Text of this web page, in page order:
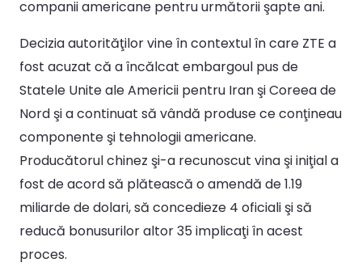
companii americane pentru următorii şapte ani.
Decizia autorităţilor vine în contextul în care ZTE a
fost acuzat că a încălcat embargoul pus de
Statele Unite ale Americii pentru Iran şi Coreea de
Nord şi a continuat să vândă produse ce conţineau
componente şi tehnologii americane.
Producătorul chinez şi-a recunoscut vina şi iniţial a
fost de acord să plătească o amendă de 1.19
miliarde de dolari, să concedieze 4 oficiali şi să
reducă bonusurilor altor 35 implicaţi în acest
proces.